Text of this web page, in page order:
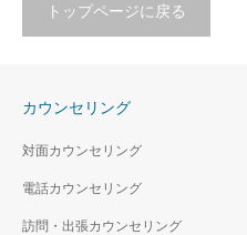
トップページに戻る
カウンセリング
対面カウンセリング
電話カウンセリング
訪問・出張カウンセリング